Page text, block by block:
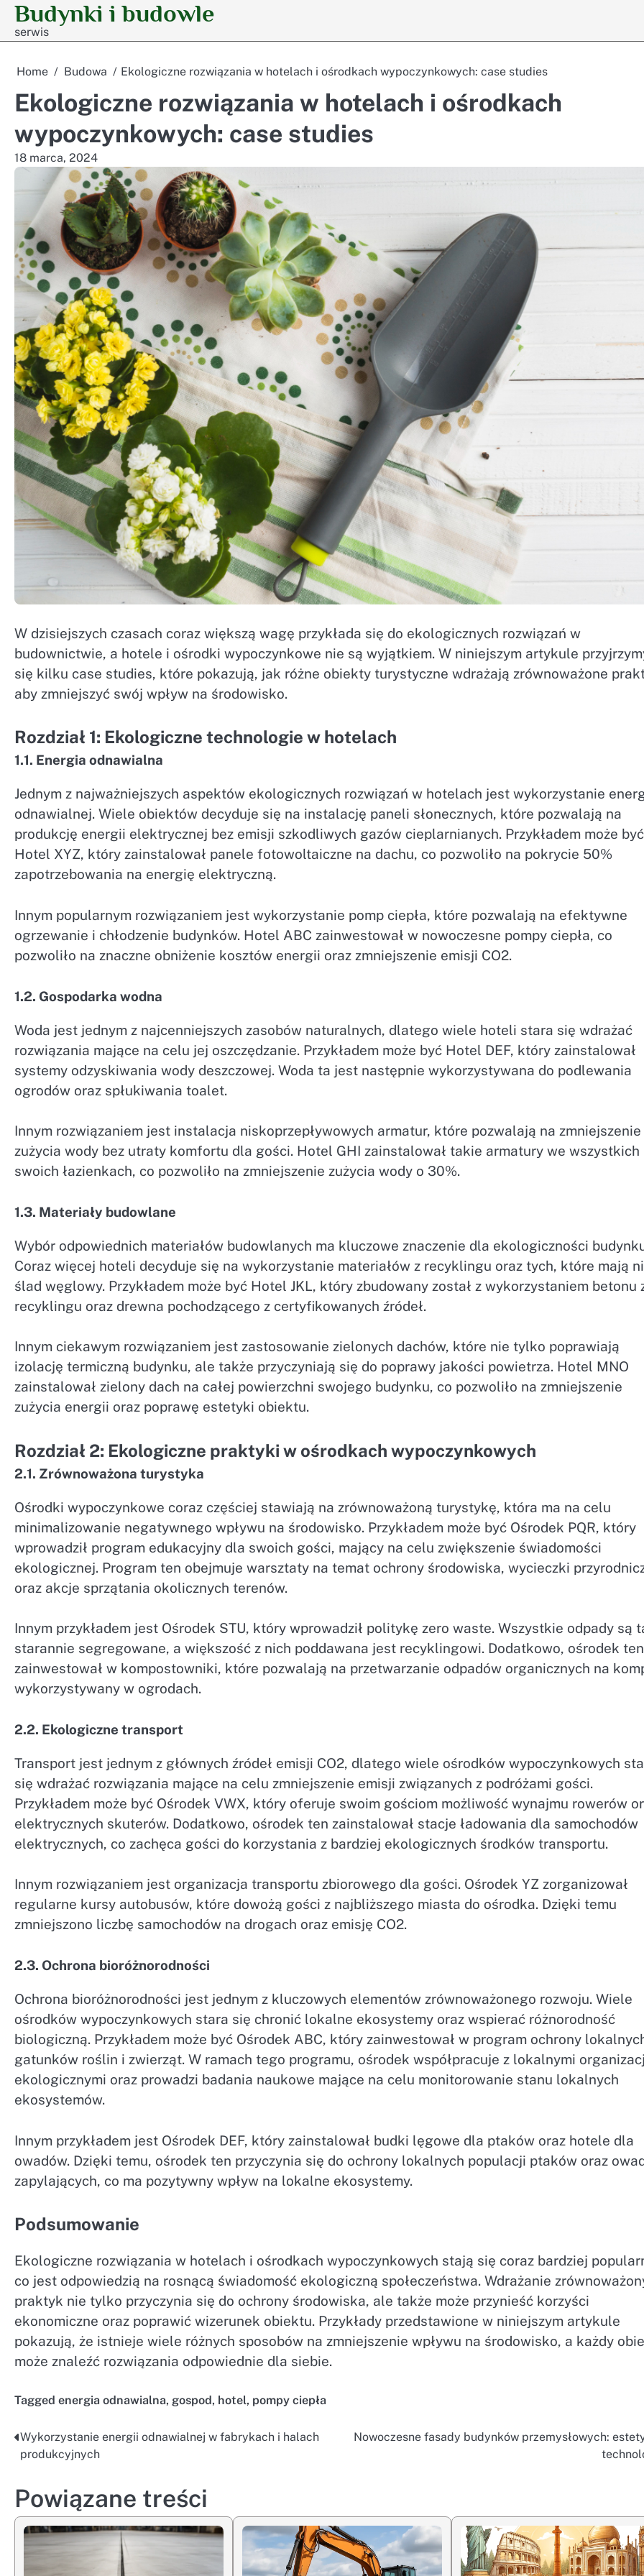
Skip
content
Budynki i budowle
serwis
Home Budowa Ekologiczne rozwiązania w hotelach i ośrodkach wypoczynkowych: case studies
Ekologiczne rozwiązania w hotelach i ośrodkach
wypoczynkowych: case studies
18 marca, 2024
W dzisiejszych czasach coraz większą wagę przykłada się do ekologicznych rozwiązań w
budownictwie, a hotele i ośrodki wypoczynkowe nie są wyjątkiem. W niniejszym artykule
się kilku case studies, które pokazują, jak różne obiekty turystyczne wdrażają zrównoważone
aby zmniejszyć swój wpływ na środowisko.
Rozdział 1: Ekologiczne technologie w hotelach
1.1. Energia odnawialna
Jednym z najważniejszych aspektów ekologicznych rozwiązań w hotelach jest wykorzystanie
odnawialnej. Wiele obiektów decyduje się na instalację paneli słonecznych, które pozwalają na
produkcję energii elektrycznej bez emisji szkodliwych gazów cieplarnianych. Przykładem może być
Hotel XYZ, który zainstalował panele fotowoltaiczne na dachu, co pozwoliło na pokrycie 50%
zapotrzebowania na energię elektryczną.
Innym popularnym rozwiązaniem jest wykorzystanie pomp ciepła, które pozwalają na efektywne
ogrzewanie i chłodzenie budynków. Hotel ABC zainwestował w nowoczesne pompy ciepła, co
pozwoliło na znaczne obniżenie kosztów energii oraz zmniejszenie emisji CO2.
1.2. Gospodarka wodna
Woda jest jednym z najcenniejszych zasobów naturalnych, dlatego wiele hoteli stara się wdrażać
rozwiązania mające na celu jej oszczędzanie. Przykładem może być Hotel DEF, który zainstalował
systemy odzyskiwania wody deszczowej. Woda ta jest następnie wykorzystywana do podlewania
ogrodów oraz spłukiwania toalet.
Innym rozwiązaniem jest instalacja niskoprzepływowych armatur, które pozwalają na zmniejszenie
zużycia wody bez utraty komfortu dla gości. Hotel GHI zainstalował takie armatury we wszystkich
swoich łazienkach, co pozwoliło na zmniejszenie zużycia wody o 30%.
1.3. Materiały budowlane
Wybór odpowiednich materiałów budowlanych ma kluczowe znaczenie dla ekologiczności
Coraz więcej hoteli decyduje się na wykorzystanie materiałów z recyklingu oraz tych, które mają
ślad węglowy. Przykładem może być Hotel JKL, który zbudowany został z wykorzystaniem betonu
recyklingu oraz drewna pochodzącego z certyfikowanych źródeł.
Innym ciekawym rozwiązaniem jest zastosowanie zielonych dachów, które nie tylko poprawiają
izolację termiczną budynku, ale także przyczyniają się do poprawy jakości powietrza. Hotel MNO
zainstalował zielony dach na całej powierzchni swojego budynku, co pozwoliło na zmniejszenie
zużycia energii oraz poprawę estetyki obiektu.
Rozdział 2: Ekologiczne praktyki w ośrodkach wypoczynkowych
2.1. Zrównoważona turystyka
Ośrodki wypoczynkowe coraz częściej stawiają na zrównoważoną turystykę, która ma na celu
minimalizowanie negatywnego wpływu na środowisko. Przykładem może być Ośrodek PQR, który
wprowadził program edukacyjny dla swoich gości, mający na celu zwiększenie świadomości
ekologicznej. Program ten obejmuje warsztaty na temat ochrony środowiska, wycieczki
oraz akcje sprzątania okolicznych terenów.
Innym przykładem jest Ośrodek STU, który wprowadził politykę zero waste. Wszystkie odpady są
starannie segregowane, a większość z nich poddawana jest recyklingowi. Dodatkowo, ośrodek ten
zainwestował w kompostowniki, które pozwalają na przetwarzanie odpadów organicznych na
wykorzystywany w ogrodach.
2.2. Ekologiczne transport
Transport jest jednym z głównych źródeł emisji CO2, dlatego wiele ośrodków wypoczynkowych
się wdrażać rozwiązania mające na celu zmniejszenie emisji związanych z podróżami gości.
Przykładem może być Ośrodek VWX, który oferuje swoim gościom możliwość wynajmu rowerów
elektrycznych skuterów. Dodatkowo, ośrodek ten zainstalował stacje ładowania dla samochodów
elektrycznych, co zachęca gości do korzystania z bardziej ekologicznych środków transportu.
Innym rozwiązaniem jest organizacja transportu zbiorowego dla gości. Ośrodek YZ zorganizował
regularne kursy autobusów, które dowożą gości z najbliższego miasta do ośrodka. Dzięki temu
zmniejszono liczbę samochodów na drogach oraz emisję CO2.
2.3. Ochrona bioróżnorodności
Ochrona bioróżnorodności jest jednym z kluczowych elementów zrównoważonego rozwoju. Wiele
ośrodków wypoczynkowych stara się chronić lokalne ekosystemy oraz wspierać różnorodność
biologiczną. Przykładem może być Ośrodek ABC, który zainwestował w program ochrony
gatunków roślin i zwierząt. W ramach tego programu, ośrodek współpracuje z lokalnymi
ekologicznymi oraz prowadzi badania naukowe mające na celu monitorowanie stanu lokalnych
ekosystemów.
Innym przykładem jest Ośrodek DEF, który zainstalował budki lęgowe dla ptaków oraz hotele dla
owadów. Dzięki temu, ośrodek ten przyczynia się do ochrony lokalnych populacji ptaków oraz
zapylających, co ma pozytywny wpływ na lokalne ekosystemy.
Podsumowanie
Ekologiczne rozwiązania w hotelach i ośrodkach wypoczynkowych stają się coraz bardziej
co jest odpowiedzią na rosnącą świadomość ekologiczną społeczeństwa. Wdrażanie
praktyk nie tylko przyczynia się do ochrony środowiska, ale także może przynieść korzyści
ekonomiczne oraz poprawić wizerunek obiektu. Przykłady przedstawione w niniejszym artykule
pokazują, że istnieje wiele różnych sposobów na zmniejszenie wpływu na środowisko, a każdy
może znaleźć rozwiązania odpowiednie dla siebie.
Tagged energia odnawialna, gospod, hotel, pompy ciepła
Nawigacja
wpisu
Wykorzystanie energii odnawialnej w fabrykach i halach
produkcyjnych
Nowoczesne fasady budynków przemysłowych:
Powiązane treści